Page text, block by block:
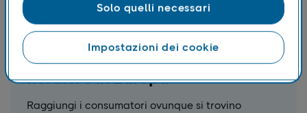
Consegna a domicilio nei Paesi
nordici e in Europa
Raggiungi i consumatori ovunque si trovino
Impostazioni dei cookie
Solo quelli necessari